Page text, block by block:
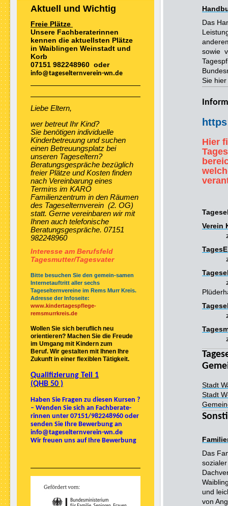
Das
sowie
Sie
Hier
Verein
Stadt
Stadt
Das
und
von
Aktuell und Wichtig
Freie Plätze
Unsere Fachberaterinnen
kennen die aktuellsten Plätze
in Waiblingen Weinstadt und
Korb
07151 982248960 oder
info@tageselternverein-wn.de
Liebe Eltern,
wer betreut Ihr Kind?
Sie benötigen individuelle
Kinderbetreuung und suchen
einen Betreuungsplatz bei
unseren Tageseltern?
Beratungsgespräche bezüglich
freier Plätze und Kosten finden
nach Vereinbarung eines
Termins im KARO
Familienzentrum in den Räumen
des Tageselternverein (2. OG)
statt. Gerne vereinbaren wir mit
Ihnen auch telefonische
Beratungsgespräche. 07151
982248960
Interesse am Berufsfeld
Tagesmutter/Tagesvater
Bitte besuchen Sie den gemein-samen
Internetauftritt aller sechs
Tageselternvereine im Rems Murr Kreis.
Adresse der Infoseite:
www.kindertagespflege-
remsmurrkreis.de
Wollen Sie sich beruflich neu
orientieren? Machen Sie die Freude
im Umgang mit Kindern zum
Beruf. Wir gestalten mit Ihnen Ihre
Zukunft in einer flexiblen Tätigkeit.
Qualifizierung Teil 1
(QHB 50 )
Haben Sie Fragen zu diesen Kursen ?
– Wenden Sie sich an Fachberate-
rinnen unter 07151/982248960 oder
senden Sie Ihre Bewerbung an
info@tageselternverein-wn.de
Wir freuen uns auf Ihre Bewerbung